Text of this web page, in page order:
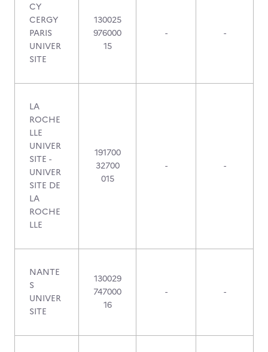
CY
CERGY
PARIS
UNIVER
SITE
130025
976000
15
- -
LA
ROCHE
LLE
UNIVER
SITE -
UNIVER
SITE DE
LA
ROCHE
LLE
191700
32700
015
- -
NANTE
S
UNIVER
SITE
130029
747000
16
- -